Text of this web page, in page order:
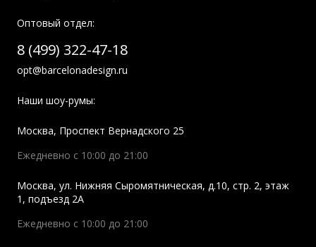
Оптовый отдел:
8 (499) 322-47-18
opt@barcelonadesign.ru
Наши шоу-румы:
Москва, Проспект Вернадского 25
Ежедневно с 10:00 до 21:00
Москва, ул. Нижняя Сыромятническая, д.10, стр. 2, этаж
1, подъезд 2A
Ежедневно с 10:00 до 21:00